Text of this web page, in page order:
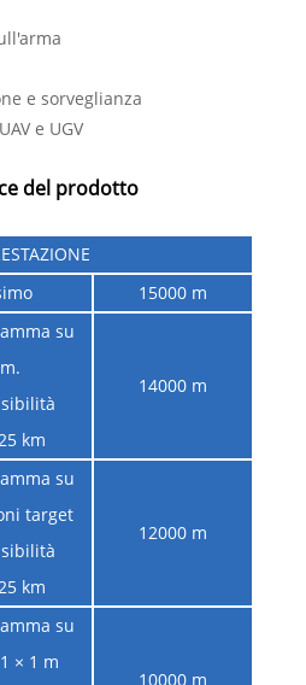
e sorveglianza
e UGV
del prodotto
15000 m
su
km
14000 m
su
target
km
12000 m
su
× 1 m
10000 m